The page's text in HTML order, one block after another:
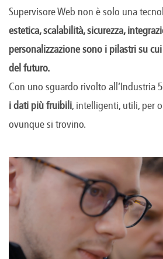
Supervisore Web non è solo una
estetica, scalabilità, sicurezza,
personalizzazione sono i pilastri su
del futuro.
Con uno sguardo rivolto all’Industria
i dati più fruibili, intelligenti, utili, per
ovunque si trovino.